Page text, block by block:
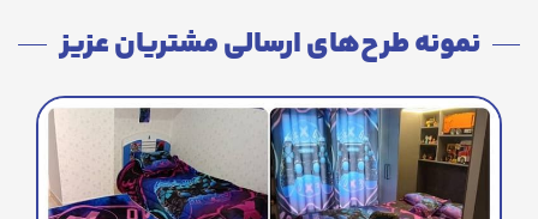
نمونه طرح‌های ارسالی مشتریان عزیز